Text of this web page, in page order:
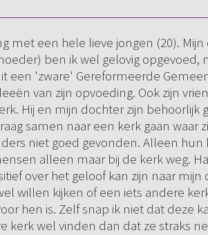
met een hele lieve jongen (20). Mijn
ben ik wel gelovig opgevoed,
een 'zware' Gereformeerde
van zijn opvoeding. Ook zijn
Hij en mijn dochter zijn behoorlijk
samen naar een kerk gaan waar
niet goed gevonden. Alleen hun
alleen maar bij de kerk weg.
over het geloof kan zijn naar mijn
willen kijken of een iets andere
hen is. Zelf snap ik niet dat deze
kerk wel vinden dan dat ze straks